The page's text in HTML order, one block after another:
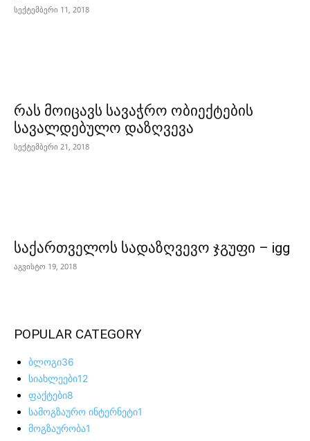
სექტემბერი 11, 2018
რას მოიცავს სავაჭრო ობიექტების
სავალდებულო დაზღვევა
სექტემბერი 21, 2018
საქართველოს სადაზღვევო ჯგუფი – igg
აგვისტო 19, 2018
POPULAR CATEGORY
ბლოგი36
სიახლეები12
ფაქტები8
სამოგზაურო ინტერნეტი1
მოგზაურობა1